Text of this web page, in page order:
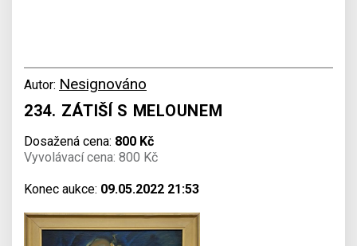
Autor: Nesignováno
234. ZÁTIŠÍ S MELOUNEM
Dosažená cena: 800 Kč
Vyvolávací cena: 800 Kč
Konec aukce: 09.05.2022 21:53